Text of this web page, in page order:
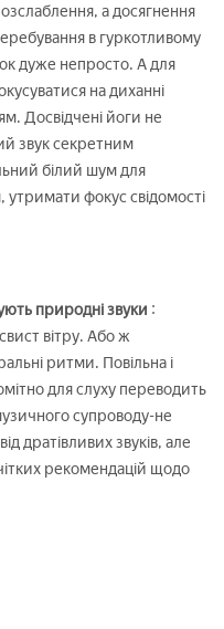
а досягнення
в гуркотливому
дуже непросто. А для
на диханні
Досвідчені йоги не
звук секретним
білий шум для
утримати фокус свідомості
природні звуки :
вітру. Або ж
ритми. Повільна і
для слуху переводить
супроводу-не
дратівливих звуків, але
рекомендацій щодо